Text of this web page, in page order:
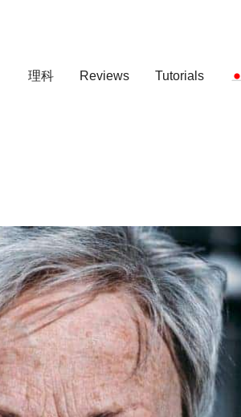
理科 Reviews Tutorials